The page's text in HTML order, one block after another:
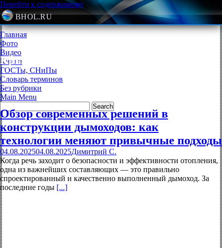
Перейти к содержимому
BHOL.RU
Главная
Фото
Видео
Книги
ГОСТы, СНиПы
Словарь терминов
Без рубрики
Main Menu
Крыша, дымоход
Обзор современных решений в
конструкции дымоходов: как
технологии меняют привычные подходы
04.08.202504.08.2025Димитрий С.
Когда речь заходит о безопасности и эффективности отопления,
одна из важнейших составляющих — это правильно
спроектированный и качественно выполненный дымоход. За
последние годы [...]